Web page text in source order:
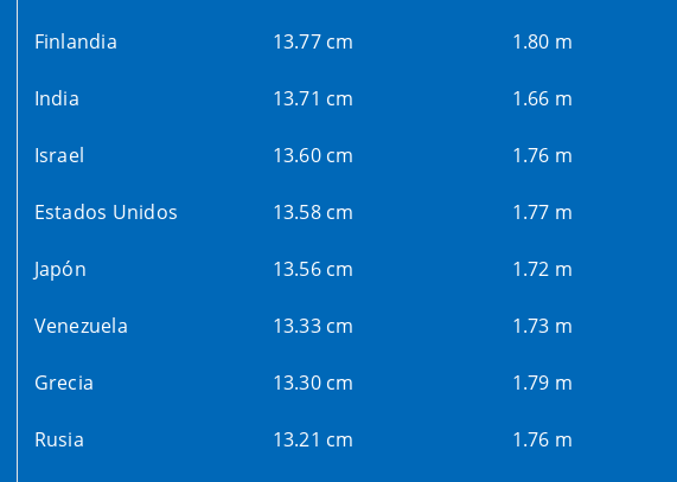
Finlandia 13.77 cm 1.80 m
India 13.71 cm 1.66 m
Israel 13.60 cm 1.76 m
Estados Unidos 13.58 cm 1.77 m
Japón 13.56 cm 1.72 m
Venezuela 13.33 cm 1.73 m
Grecia 13.30 cm 1.79 m
Rusia 13.21 cm 1.76 m